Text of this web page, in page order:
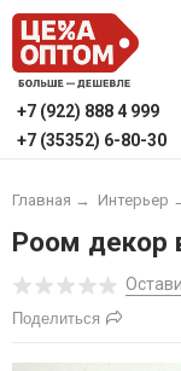
+7 (922) 888 4 999
+7 (35352) 6-80-30
Главная → Интерьер
Роом декор
Поделиться